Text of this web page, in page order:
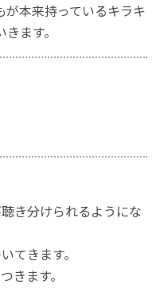
本来持っているキラキ
ます。
き分けられるようにな
てきます。
きます。